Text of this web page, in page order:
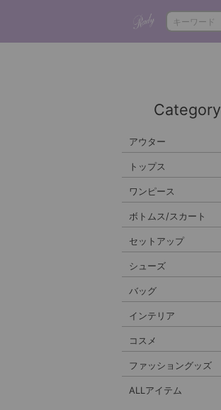
Category
アウター
トップス
ワンピース
ボトムス/スカート
セットアップ
シューズ
バッグ
インテリア
コスメ
ファッショングッズ
ALLアイテム